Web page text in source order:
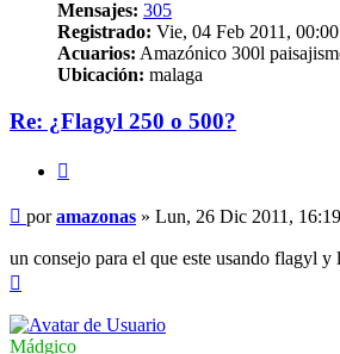
Mensajes: 305
Registrado: Vie, 04 Feb 2011, 00:00
Acuarios: Amazónico 300l
Ubicación: malaga
Re: ¿Flagyl 250 o 500?
Mensaje
poramazonas » Lun, 26 Dic 2011, 16:19
un consejo para el que este usando flagyl
Mádgico